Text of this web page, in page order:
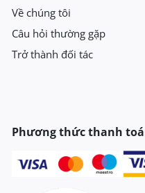
Về chúng tôi
Câu hỏi thường gặp
Trở thành đối tác
Phương thức thanh